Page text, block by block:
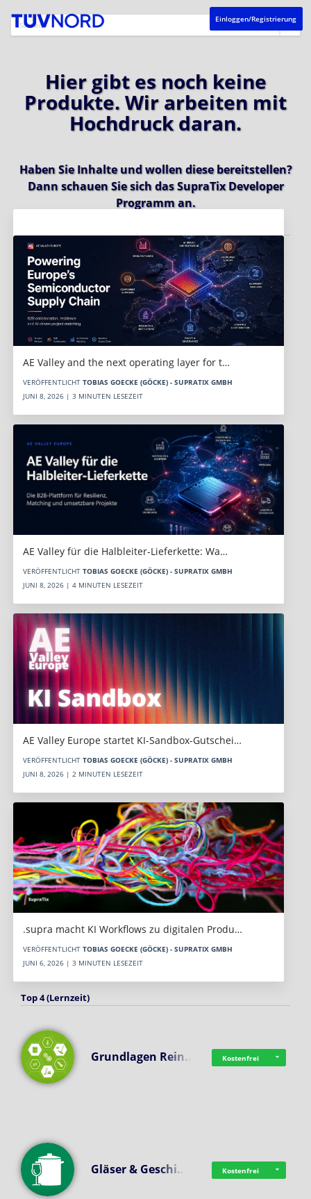
Einloggen/Registrierung
Hier gibt es noch keine
Produkte. Wir arbeiten mit
Hochdruck daran.
Haben Sie Inhalte und wollen diese bereitstellen?
Dann schauen Sie sich dasSupraTix Developer
Programman.
AE Valley and the next operating layer for t…
VERÖFFENTLICHT TOBIAS GOECKE (GÖCKE) - SUPRATIX GMBH
JUNI 8, 2026 | 3 MINUTEN LESEZEIT
AE Valley für die Halbleiter-Lieferkette: Wa…
VERÖFFENTLICHT TOBIAS GOECKE (GÖCKE) - SUPRATIX GMBH
JUNI 8, 2026 | 4 MINUTEN LESEZEIT
AE Valley Europe startet KI-Sandbox-Gutschei…
VERÖFFENTLICHT TOBIAS GOECKE (GÖCKE) - SUPRATIX GMBH
JUNI 8, 2026 | 2 MINUTEN LESEZEIT
.supra macht KI Workflows zu digitalen Produ…
VERÖFFENTLICHT TOBIAS GOECKE (GÖCKE) - SUPRATIX GMBH
JUNI 6, 2026 | 3 MINUTEN LESEZEIT
Top 4 (Lernzeit)
Grundlagen Rein… Kostenfrei
Gläser & Geschi… Kostenfrei